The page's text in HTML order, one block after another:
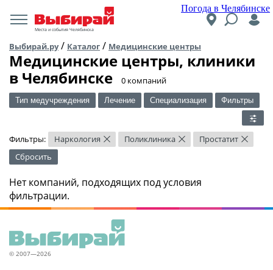
Погода в Челябинске
Места и события Челябинска
Выбирай.ру/ Каталог / Медицинские центры
Медицинские центры, клиники
в Челябинске
​0 компаний
Тип медучреждения Лечение Специализация Фильтры
Фильтры: Наркология × Поликлиника × Простатит ×
Сбросить
Нет компаний, подходящих под условия
фильтрации.
© 2007—2026